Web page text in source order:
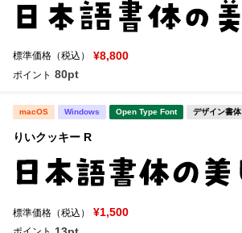
標準価格（税込） ¥8,800
ポイント 80pt
macOS Windows Open Type Font デザイン書体
りいクッキー R
標準価格（税込） ¥1,500